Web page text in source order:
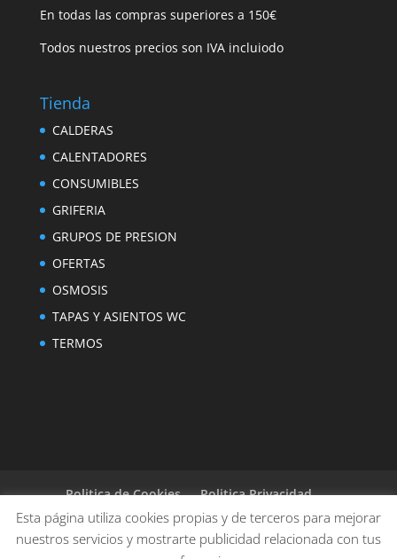
En todas las compras superiores a 150€
Todos nuestros precios son IVA incluiodo
Tienda
CALDERAS
CALENTADORES
CONSUMIBLES
GRIFERIA
GRUPOS DE PRESION
OFERTAS
OSMOSIS
TAPAS Y ASIENTOS WC
TERMOS
Politica de Cookies
Politica Privacidad
Aviso legal
Condiciones de compra
Instalación básica
Esta página utiliza cookies propias y de terceros para mejorar
nuestros servicios y mostrarte publicidad relacionada con tus